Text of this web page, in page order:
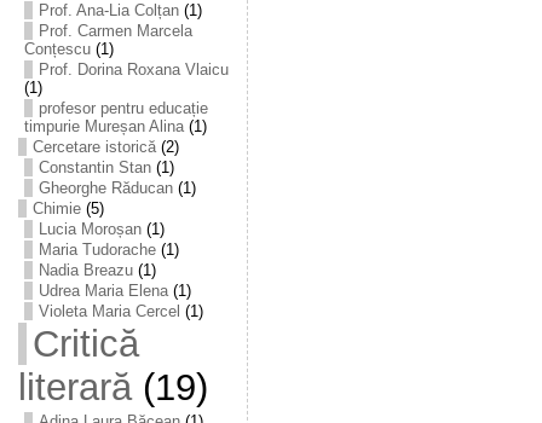
Prof. Ana-Lia Colțan(1)
Prof. Carmen Marcela
Conțescu(1)
Prof. Dorina Roxana Vlaicu
(1)
profesor pentru educație
timpurie Mureșan Alina(1)
Cercetare istorică(2)
Constantin Stan(1)
Gheorghe Răducan(1)
Chimie(5)
Lucia Moroșan(1)
Maria Tudorache(1)
Nadia Breazu(1)
Udrea Maria Elena(1)
Violeta Maria Cercel (1)
Critică
literară(19)